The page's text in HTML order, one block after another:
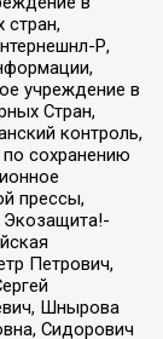
стран,
Р,
учреждение в
Стран,
контроль,
сохранению
прессы,
Петрович,
Шнырова
Сидорович